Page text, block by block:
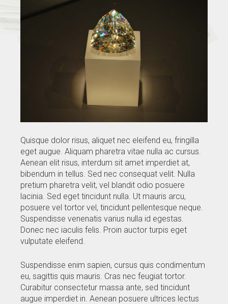
Quisque dolor risus, aliquet nec eleifend eu, fringilla
eget augue. Aliquam pharetra vitae nulla ac cursus.
Aenean elit risus, interdum sit amet imperdiet at,
bibendum in tellus. Sed nec consequat velit. Nulla
pretium pharetra velit, vel blandit odio posuere
lacinia. Sed eget tincidunt nulla. Ut mauris arcu,
posuere vel tortor vel, tincidunt pellentesque neque.
Suspendisse venenatis varius nulla id egestas.
Donec nec iaculis felis. Proin auctor turpis eget
vulputate eleifend.
Suspendisse enim sapien, cursus quis condimentum
eu, sagittis quis mauris. Cras nec feugiat tortor.
Curabitur consectetur massa ante, sed tincidunt
augue imperdiet in. Aenean posuere ultrices lectus